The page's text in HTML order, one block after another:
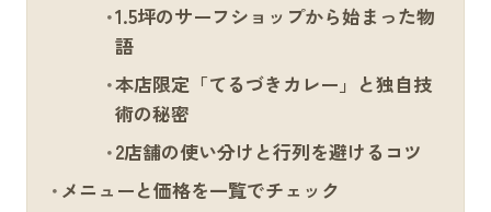
1.5坪のサーフショップから始まった物
語
本店限定「てるづきカレー」と独自技
術の秘密
2店舗の使い分けと行列を避けるコツ
メニューと価格を一覧でチェック